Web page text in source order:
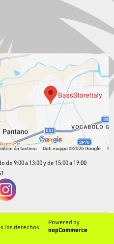
9:00 a 13:00 y de 15:00 a 19:00
los derechos
Powered by
nopCommerce